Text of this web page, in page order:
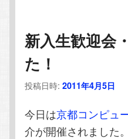
コ
ン
ン
ン
テ
ツ
新入生歓迎会
た！
投稿日時:2011年4月5日
今日は京都コンピュ
介が開催されました。